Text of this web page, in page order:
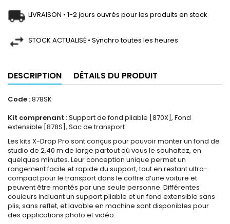
LIVRAISON • 1-2 jours ouvrés pour les produits en stock
STOCK ACTUALISÉ • Synchro toutes les heures
DESCRIPTION DÉTAILS DU PRODUIT
Code :878SK
Kit comprenant :Support de fond pliable [870X], Fond
extensible [878S], Sac de transport
Les kits X-Drop Pro sont conçus pour pouvoir monter un fond de
studio de 2,40 m de large partout où vous le souhaitez, en
quelques minutes. Leur conception unique permet un
rangement facile et rapide du support, tout en restant ultra-
compact pour le transport dans le coffre d’une voiture et
peuvent être montés par une seule personne. Différentes
couleurs incluant un support pliable et un fond extensible sans
plis, sans reflet, et lavable en machine sont disponibles pour
des applications photo et vidéo.